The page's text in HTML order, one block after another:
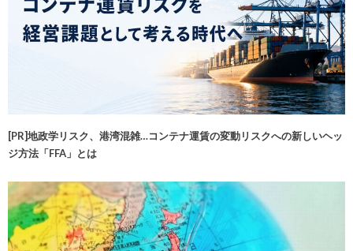
[PR]地政学リスク、港湾混雑…コンテナ運賃の変動リスクへの新しいヘッ
ジ方法「FFA」とは